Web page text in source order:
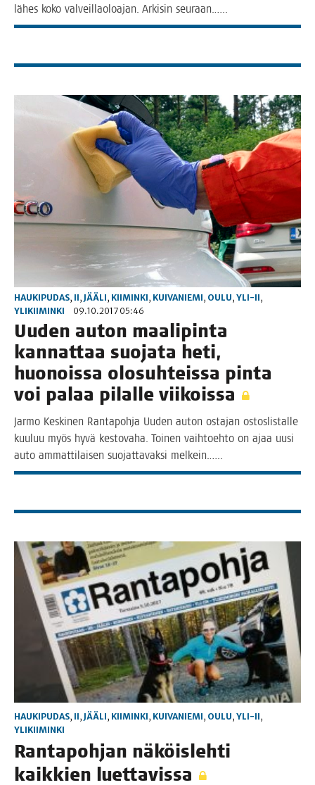
lähes koko val­veil­lao­loa­jan. Arki­sin seuraan.…..
HAUKIPUDAS, II, JÄÄLI, KIIMINKI, KUIVANIEMI, OULU, YLI-II,
YLIKIIMINKI
09.10.2017 05:46
Uuden auton maa­li­pin­ta
kan­nat­taa suo­ja­ta heti,
huo­nois­sa olo­suh­teis­sa pin­ta
voi palaa pilal­le viikoissa
Jar­mo Kes­ki­nen Ran­ta­poh­ja Uuden auton osta­jan ostos­lis­tal­le
kuu­luu myös hyvä kes­to­va­ha. Toi­nen vaih­toeh­to on ajaa uusi
auto ammat­ti­lai­sen suo­jat­ta­vak­si melkein.…..
HAUKIPUDAS, II, JÄÄLI, KIIMINKI, KUIVANIEMI, OULU, YLI-II,
YLIKIIMINKI
Ran­ta­poh­jan näköis­leh­ti
kaik­kien luettavissa